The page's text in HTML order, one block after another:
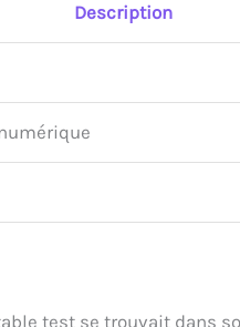
Description
test se trouvait dans